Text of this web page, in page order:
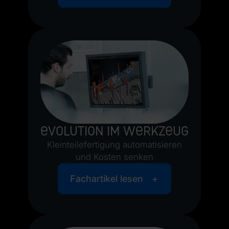
Evolution im Werkzeug
Kleinteilefertigung automatisieren
und Kosten senken
Fachartikel lesen